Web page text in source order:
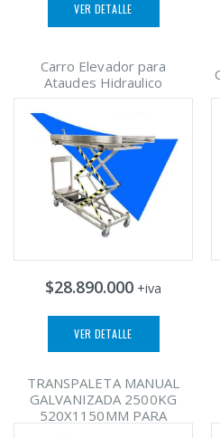
VER DETALLE
Carro Elevador para
Ataudes Hidraulico
$28.890.000 +iva
VER DETALLE
TRANSPALETA MANUAL
GALVANIZADA 2500KG
520X1150MM PARA